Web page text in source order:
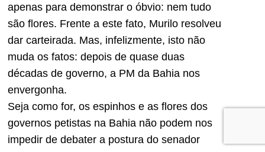
apenas para demonstrar o óbvio: nem tudo
são flores. Frente a este fato, Murilo resolveu
dar carteirada. Mas, infelizmente, isto não
muda os fatos: depois de quase duas
décadas de governo, a PM da Bahia nos
envergonha.
Seja como for, os espinhos e as flores dos
governos petistas na Bahia não podem nos
impedir de debater a postura do senador